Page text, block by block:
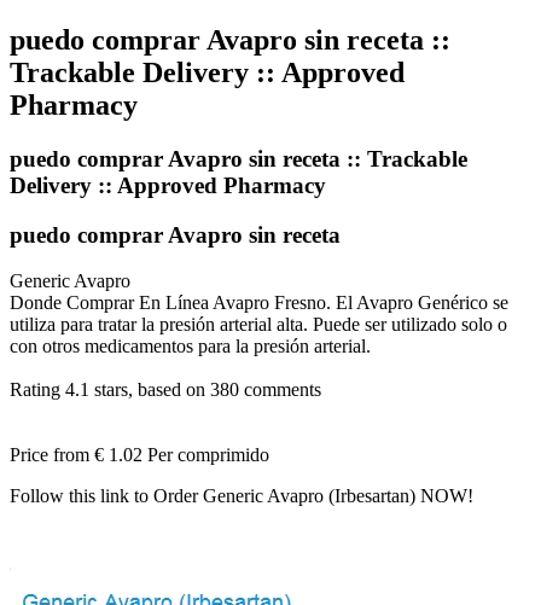
puedo comprar Avapro sin receta ::
Trackable Delivery :: Approved
Pharmacy
puedo comprar Avapro sin receta :: Trackable
Delivery :: Approved Pharmacy
puedo comprar Avapro sin receta
Generic Avapro
Donde Comprar En Línea Avapro Fresno. El Avapro Genérico se
utiliza para tratar la presión arterial alta. Puede ser utilizado solo o
con otros medicamentos para la presión arterial.
Rating 4.1 stars, based on 380 comments
Price from € 1.02 Per comprimido
Follow this link to Order Generic Avapro (Irbesartan) NOW!